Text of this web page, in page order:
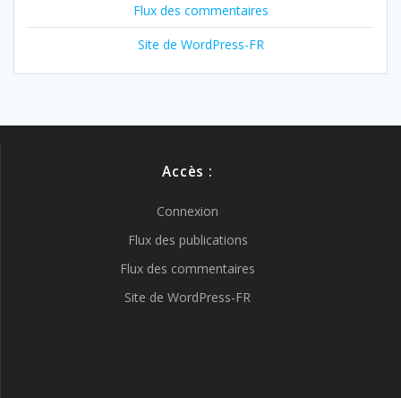
Flux des commentaires
Site de WordPress-FR
Accès :
Connexion
Flux des publications
Flux des commentaires
Site de WordPress-FR